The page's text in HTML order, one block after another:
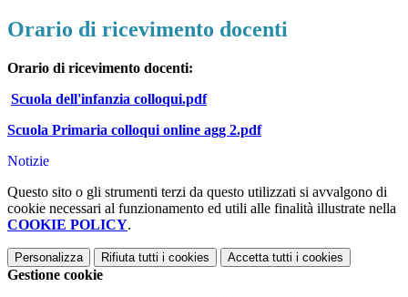
Orario di ricevimento docenti
Orario di ricevimento docenti:
Scuola dell'infanzia colloqui.pdf
Scuola Primaria colloqui online agg 2.pdf
Notizie
Questo sito o gli strumenti terzi da questo utilizzati si avvalgono di
cookie necessari al funzionamento ed utili alle finalità illustrate nella
COOKIE POLICY.
Personalizza Rifiuta tutti i cookies Accetta tutti i cookies
Gestione cookie